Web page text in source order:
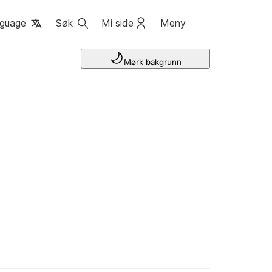
Søk Mi side Meny
Mørk bakgrunn